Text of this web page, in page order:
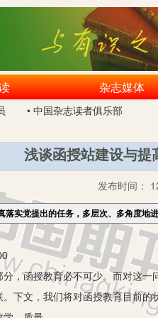
杂志媒体
• 中国杂志读者俱乐部
浅谈函授站建设与
发布时间：
实党提出的任务，多层次、多角度地
，函授教育必不可少。而对这
下文，我们将对函授教育目前